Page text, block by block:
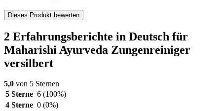
Dieses Produkt bewerten
2 Erfahrungsberichte in Deutsch für
Maharishi Ayurveda Zungenreiniger
versilbert
5,0 von 5 Sternen
5 Sterne 6 (100%)
4 Sterne 0 (0%)